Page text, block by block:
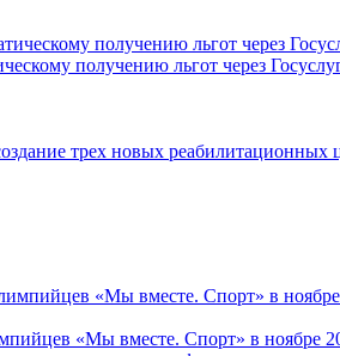
получению льгот через
трех новых реабилитационных
«Мы вместе. Спорт» в ноябре